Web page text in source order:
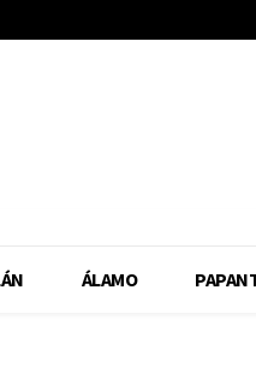
ÁLAMO